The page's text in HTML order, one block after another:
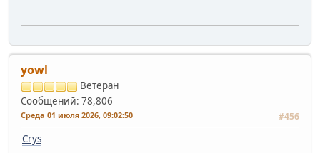
yowl
Ветеран
Сообщений: 78,806
Среда 01 июля 2026, 09:02:50 #456
Crys